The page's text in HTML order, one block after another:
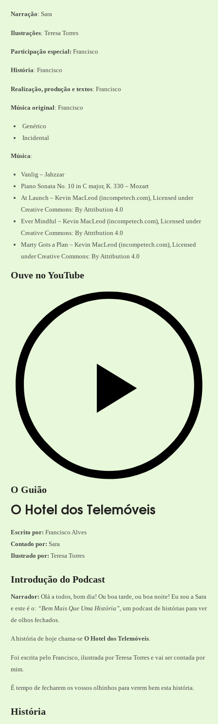
Narração: Sara
Ilustrações: Teresa Torres
Participação especial: Francisco
História: Francisco
Realização, produção e textos: Francisco
Música original: Francisco
Genérico
Incidental
Música:
Vanlig – Jahzzar
Piano Sonata No. 10 in C major, K. 330 – Mozart
At Launch – Kevin MacLeod (incompetech.com), Licensed under
Creative Commons: By Attribution 4.0
Ever Mindful – Kevin MacLeod (incompetech.com), Licensed under
Creative Commons: By Attribution 4.0
Marty Gots a Plan – Kevin MacLeod (incompetech.com), Licensed
under Creative Commons: By Attribution 4.0
Ouve no YouTube
O Guião
O Hotel dos Telemóveis
Escrito por: Francisco Alves
Contado por: Sara
Ilustrado por: Teresa Torres
Introdução do Podcast
Narrador: Olá a todos, bom dia! Ou boa tarde, ou boa noite! Eu sou a Sara
e este é o: “Bem Mais Que Uma História”, um podcast de histórias para ver
de olhos fechados.
A história de hoje chama-seO Hotel dos Telemóveis.
Foi escrita pelo Francisco, ilustrada por Teresa Torres e vai ser contada por
mim.
É tempo de fecharem os vossos olhinhos para verem bem esta história.
História